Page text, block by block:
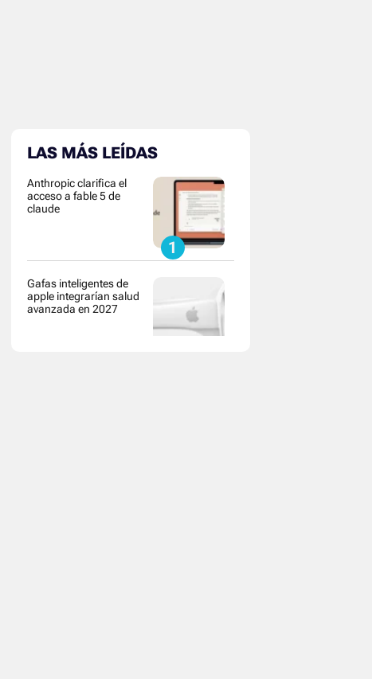
LAS MÁS LEÍDAS
Anthropic clarifica el
acceso a fable 5 de
claude
Gafas inteligentes de
apple integrarían salud
avanzada en 2027